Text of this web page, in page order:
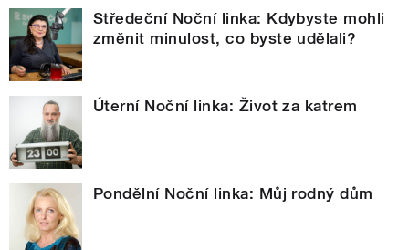
Středeční Noční linka: Kdybyste mohli
změnit minulost, co byste udělali?
Úterní Noční linka: Život za katrem
Pondělní Noční linka: Můj rodný dům